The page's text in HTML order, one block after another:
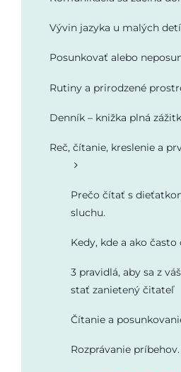
Vývin jazyka u malých detí
Posunkovať alebo
Rutiny a prirodzené
Denník – knižka plná
Reč, čítanie, kreslenie a
Prečo čítať s
sluchu.
Kedy, kde a ako často
3 pravidlá, aby sa z
stať zanietený čitateľ
Čítanie a
Rozprávanie príbehov.